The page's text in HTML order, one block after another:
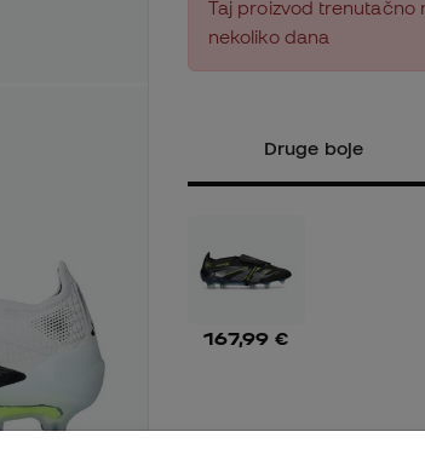
Taj proizvod trenutačno
nekoliko dana
Druge boje
167,99 €